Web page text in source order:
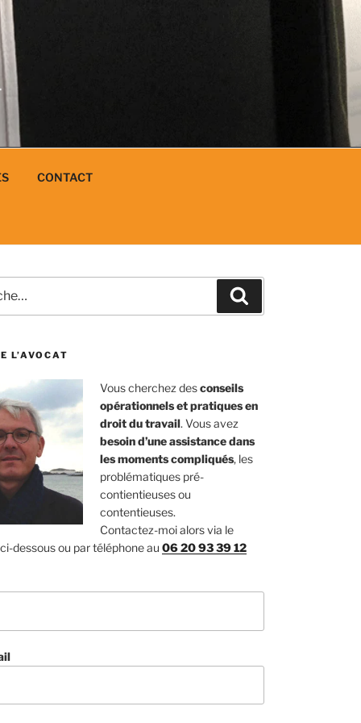
CONTACT
L’AVOCAT
Vous cherchez desconseils
opérationnels et pratiques en
droit du travail. Vous avez
besoin d’une assistance dans
les moments compliqués, les
problématiques pré-
contientieuses ou
contentieuses.
Contactez-moi alors via le
dessous ou par téléphone au 06 20 93 39 12